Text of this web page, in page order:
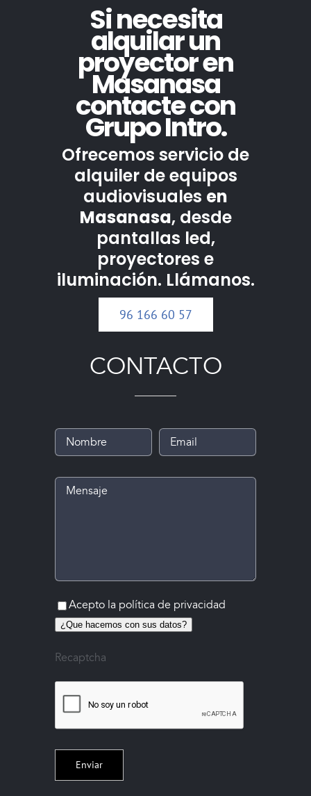
Si necesita
alquilar un
proyector en
Masanasa
contacte con
Grupo Intro.
Ofrecemos servicio de
alquiler de equipos
audiovisuales en
Masanasa, desde
pantallas led,
proyectores e
iluminación. Llámanos.
96 166 60 57
CONTACTO
Acepto la política de privacidad
¿Que hacemos con sus datos?
Recaptcha